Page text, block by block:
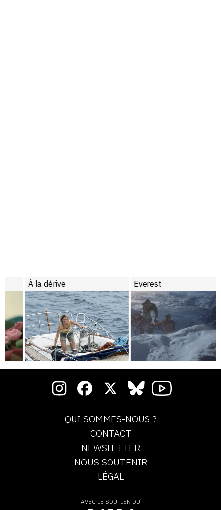
À la dérive Everest
QUI SOMMES-NOUS ?
CONTACT
NEWSLETTER
NOUS SOUTENIR
LÉGAL
AVEC LE SOUTIEN DU